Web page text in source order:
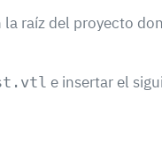
raíz del proyecto
e insertar el